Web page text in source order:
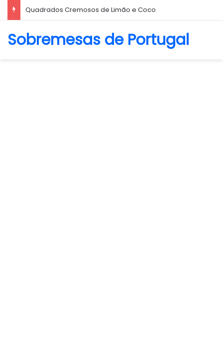
Biscoito Amanteigado
Sobremesas de Portugal